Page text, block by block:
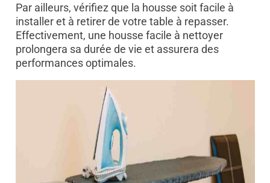
Par ailleurs, vérifiez que la housse soit facile à
installer et à retirer de votre table à repasser.
Effectivement, une housse facile à nettoyer
prolongera sa durée de vie et assurera des
performances optimales.